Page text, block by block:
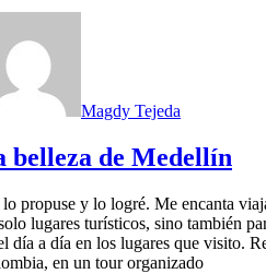
Magdy Tejeda
belleza de Medellín
propuse y lo logré. Me encanta
lugares turísticos, sino también
día a día en los lugares que visito.
en un tour organizado